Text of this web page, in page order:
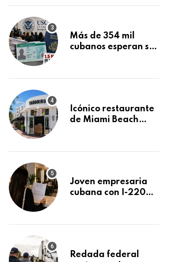
tras Writ of
Más de 354 mil
cubanos esperan su
acumula 1.5 millones
Icónico restaurante
de Miami Beach
después de 15 años
Joven empresaria
cubana con I-220A
“Todavía no me
Redada federal